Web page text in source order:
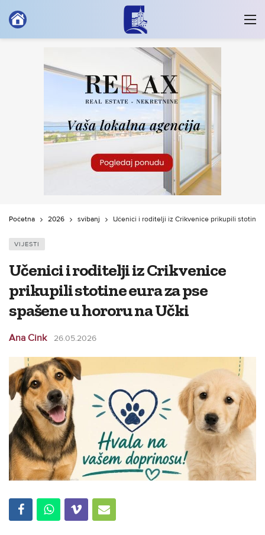
Početna 2026 svibanj Učenici i roditelji iz Crikvenice prikupili stotine
VIJESTI
Učenici i roditelji iz Crikvenice
prikupili stotine eura za pse
spašene u hororu na Učki
Ana Cink 26.05.2026